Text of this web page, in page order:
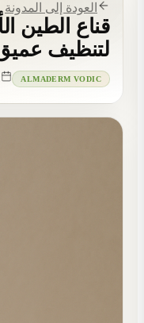
العودة إلى المدونة
قناع الطين
لتنظيف
ALMADERM VODIC